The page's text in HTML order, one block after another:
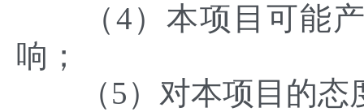
（4）本项目可能产
响；
（5）对本项目的态